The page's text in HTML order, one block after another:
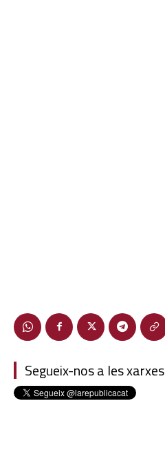
Segueix-nos a les xarxes